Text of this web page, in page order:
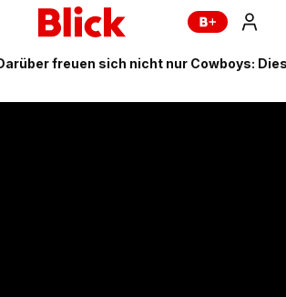
freuen sich nicht nur Cowboys: